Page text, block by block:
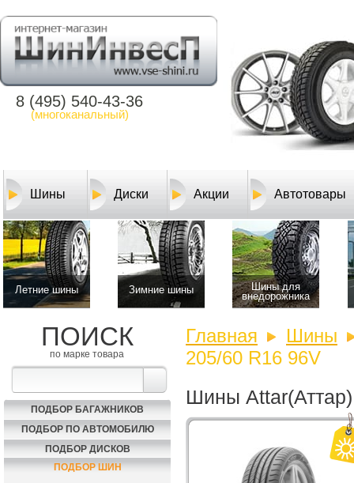
8 (495) 540-43-36
(многоканальный)
Шины Диски Акции Автотовары
Летние шины Зимние шины
Шины для
внедорожника
ПОИСК
по марке товара
ПОДБОР БАГАЖНИКОВ
ПОДБОР ПО АВТОМОБИЛЮ
ПОДБОР ДИСКОВ
ПОДБОР ШИН
Главная
Шины
205/60 R16 96V
Шины